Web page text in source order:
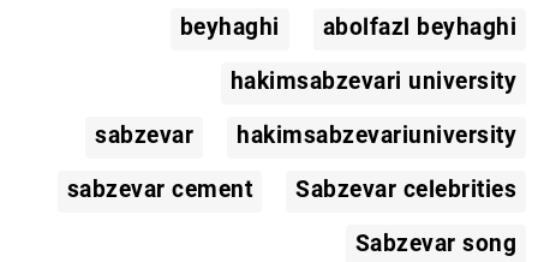
abolfazl beyhaghi
beyhaghi
hakimsabzevari university
hakimsabzevariuniversity
sabzevar
Sabzevar celebrities
sabzevar cement
Sabzevar song